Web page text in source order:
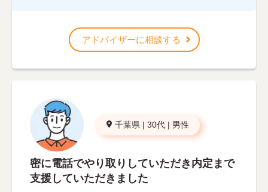
アドバイザーに相談する
千葉県 | 30代 | 男性
密に電話でやり取りしていただき内定まで
支援していただきました